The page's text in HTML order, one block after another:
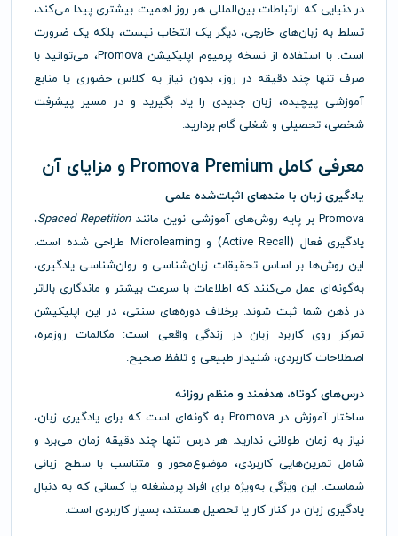
در دنیایی که ارتباطات بین‌المللی هر روز اهمیت بیشتری پیدا می‌کند،
تسلط به زبان‌های خارجی، دیگر یک انتخاب نیست، بلکه یک ضرورت
است. با استفاده از نسخه پرمیوم اپلیکیشن Promova، می‌توانید با
صرف تنها چند دقیقه در روز، بدون نیاز به کلاس حضوری یا منابع
آموزشی پیچیده، زبان جدیدی را یاد بگیرید و در مسیر پیشرفت
شخصی، تحصیلی و شغلی گام بردارید.
معرفی کامل Promova Premium و مزایای آن
یادگیری زبان با متدهای اثبات‌شده علمی
Promova بر پایه روش‌های آموزشی نوین مانند
Spaced Repetition،
یادگیری فعال (Active Recall) و Microlearning طراحی شده است.
این روش‌ها بر اساس تحقیقات زبان‌شناسی و روان‌شناسی یادگیری،
به‌گونه‌ای عمل می‌کنند که اطلاعات با سرعت بیشتر و ماندگاری بالاتر
در ذهن شما ثبت شوند. برخلاف دوره‌های سنتی، در این اپلیکیشن
تمرکز روی کاربرد زبان در زندگی واقعی است: مکالمات روزمره،
اصطلاحات کاربردی، شنیدار طبیعی و تلفظ صحیح.
درس‌های کوتاه، هدفمند و منظم روزانه
ساختار آموزش در Promova به گونه‌ای است که برای یادگیری زبان،
نیاز به زمان طولانی ندارید. هر درس تنها چند دقیقه زمان می‌برد و
شامل تمرین‌هایی کاربردی، موضوع‌محور و متناسب با سطح زبانی
شماست. این ویژگی به‌ویژه برای افراد پرمشغله یا کسانی که به دنبال
یادگیری زبان در کنار کار یا تحصیل هستند، بسیار کاربردی است.